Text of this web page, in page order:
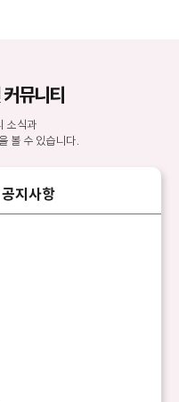
커뮤니티
소식과
볼 수 있습니다.
공지사항